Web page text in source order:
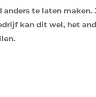
te laten maken.
kan dit wel, het